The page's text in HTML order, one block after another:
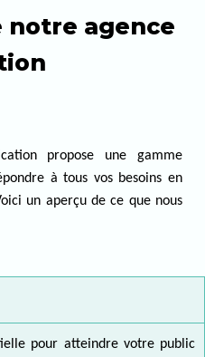
notre agence
propose une gamme
à tous vos besoins en
un aperçu de ce que nous
pour atteindre votre public